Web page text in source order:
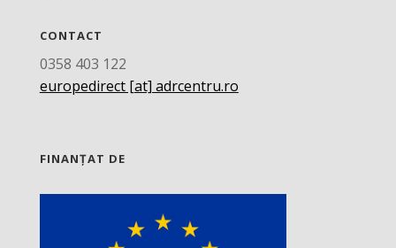
CONTACT
0358 403 122
europedirect [at] adrcentru.ro
FINANȚAT DE